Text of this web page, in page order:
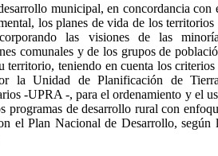
municipal, en concordancia con
los planes de vida de los territorios
las visiones de las
comunales y de los grupos de
territorio, teniendo en cuenta los criterios
la Unidad de Planificación de
-UPRA -, para el ordenamiento y el
programas de desarrollo rural con
el Plan Nacional de Desarrollo, según